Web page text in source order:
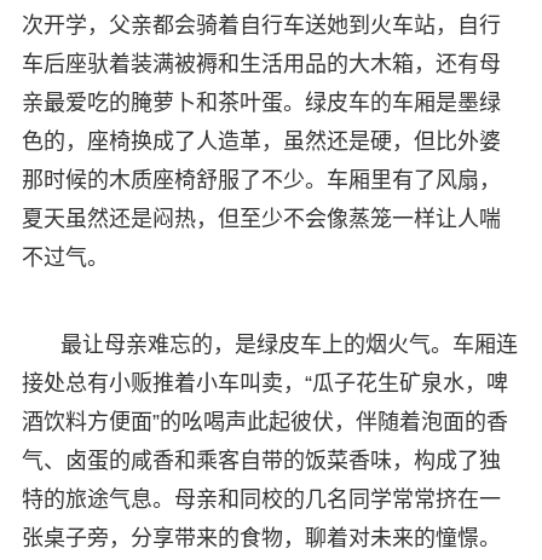
次开学，父亲都会骑着自行车送她到火车站，自行
车后座驮着装满被褥和生活用品的大木箱，还有母
亲最爱吃的腌萝卜和茶叶蛋。绿皮车的车厢是墨绿
色的，座椅换成了人造革，虽然还是硬，但比外婆
那时候的木质座椅舒服了不少。车厢里有了风扇，
夏天虽然还是闷热，但至少不会像蒸笼一样让人喘
不过气。
最让母亲难忘的，是绿皮车上的烟火气。车厢连
接处总有小贩推着小车叫卖，“瓜子花生矿泉水，啤
酒饮料方便面”的吆喝声此起彼伏，伴随着泡面的香
气、卤蛋的咸香和乘客自带的饭菜香味，构成了独
特的旅途气息。母亲和同校的几名同学常常挤在一
张桌子旁，分享带来的食物，聊着对未来的憧憬。